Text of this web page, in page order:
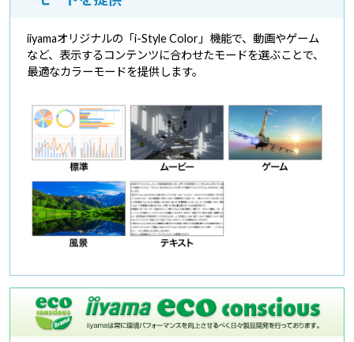
iiyamaオリジナルの「i-Style Color」機能で、動画やゲーム
など、表示するコンテンツに合わせたモードを選ぶことで、
最適なカラーモードを提供します。